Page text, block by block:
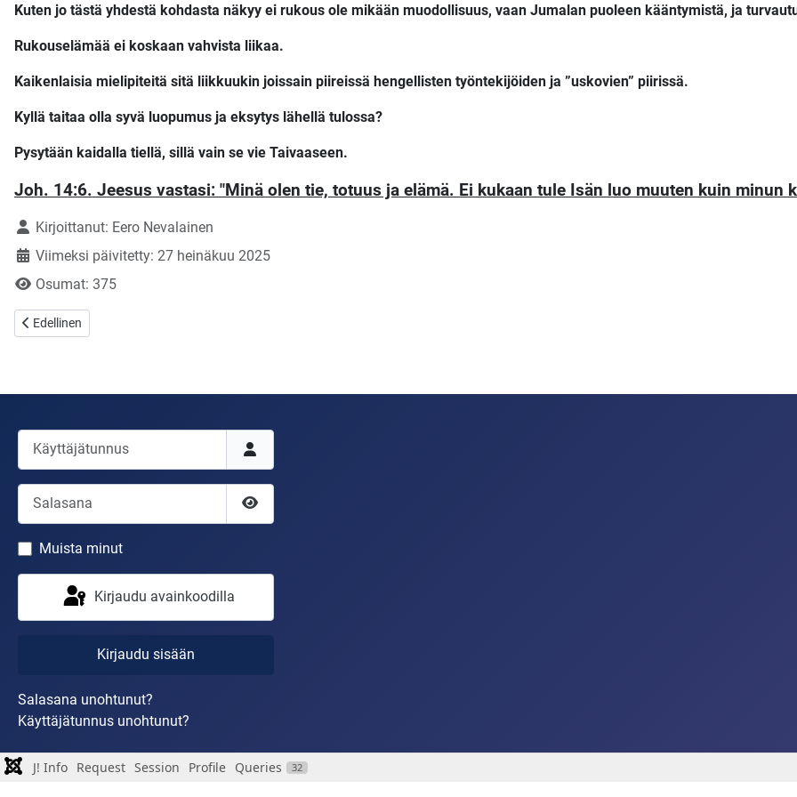
Kuten jo tästä yhdestä kohdasta näkyy ei rukous ole mikään muodollisuus, vaan Jumalan puoleen kääntymistä, ja
Rukouselämää ei koskaan vahvista liikaa.
Kaikenlaisia mielipiteitä sitä liikkuukin joissain piireissä hengellisten työntekijöiden ja ”uskovien” piirissä.
Kyllä taitaa olla syvä luopumus ja eksytys lähellä tulossa?
Pysytään kaidalla tiellä, sillä vain se vie Taivaaseen.
Joh. 14:6. Jeesus vastasi: "Minä olen tie, totuus ja elämä. Ei kukaan tule Isän luo muuten kuin minun
TietojaKirjoittanut: Eero Nevalainen
Viimeksi päivitetty: 27 heinäkuu 2025
Osumat: 375
Edellinen artikkeli: Lapsuuden merkitys uskonelämään!
Edellinen
Käyttäjätunnus
Salasana
Näytä salasana
Muista minut
Kirjaudu avainkoodilla
Kirjaudu sisään
Salasana unohtunut?
Käyttäjätunnus unohtunut?
J! Info Request Session Profile Queries 32